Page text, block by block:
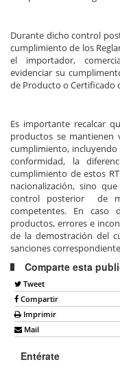
Durante dicho control
cumplimiento de los
el importador,
evidenciar su
de Producto o Certificado
Es importante recalcar
productos se mantienen
cumplimiento, incluyendo
conformidad, la
cumplimiento de estos
nacionalización, sino
control posterior de
competentes. En caso
productos, errores e
de la demostración del
sanciones
Comparte esta
Tweet
Compartir
Imprimir
Mail
Entérate